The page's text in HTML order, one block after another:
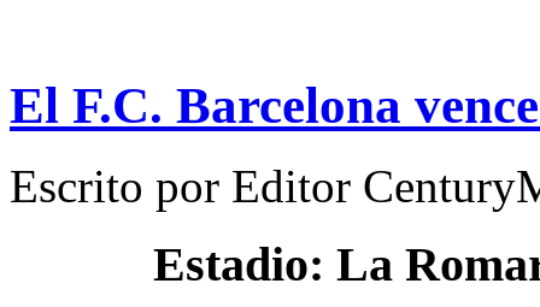
El F.C. Barcelona
Escrito por Editor
Estadio: La